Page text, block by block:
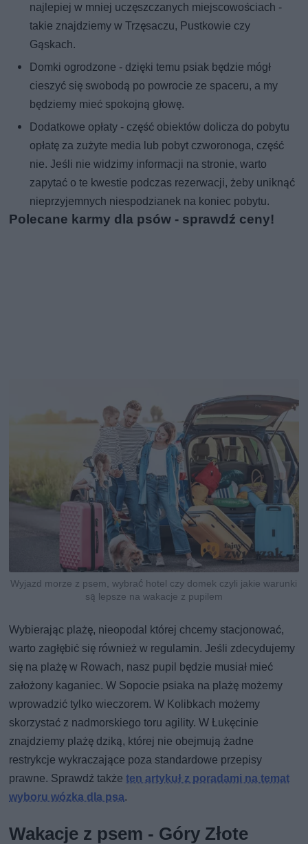
najlepiej w mniej uczęszczanych miejscowościach -
takie znajdziemy w Trzęsaczu, Pustkowie czy
Gąskach.
Domki ogrodzone - dzięki temu psiak będzie mógł
cieszyć się swobodą po powrocie ze spaceru, a my
będziemy mieć spokojną głowę.
Dodatkowe opłaty - część obiektów dolicza do pobytu
opłatę za zużyte media lub pobyt czworonoga, część
nie. Jeśli nie widzimy informacji na stronie, warto
zapytać o te kwestie podczas rezerwacji, żeby uniknąć
nieprzyjemnych niespodzianek na koniec pobytu.
Polecane karmy dla psów - sprawdź ceny!
Wyjazd morze z psem, wybrać hotel czy domek czyli jakie warunki
są lepsze na wakacje z pupilem
Wybierając plażę, nieopodal której chcemy stacjonować,
warto zagłębić się również w regulamin. Jeśli zdecydujemy
się na plażę w Rowach, nasz pupil będzie musiał mieć
założony kaganiec. W Sopocie psiaka na plażę możemy
wprowadzić tylko wieczorem. W Kolibkach możemy
skorzystać z nadmorskiego toru agility. W Łukęcinie
znajdziemy plażę dziką, której nie obejmują żadne
restrykcje wykraczające poza standardowe przepisy
prawne. Sprawdź takżeten artykuł z poradami na temat
wyboru wózka dla psa.
Wakacje z psem - Góry Złote